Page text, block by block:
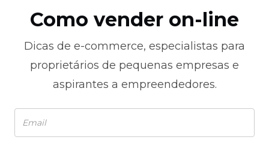
Como vender on-line
Dicas de e-commerce, especialistas para
proprietários de pequenas empresas e
aspirantes a empreendedores.